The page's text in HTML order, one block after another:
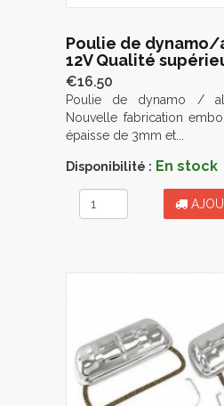
Poulie de
12V Qualité
€16.50
Poulie de dynamo /
Nouvelle fabrication
épaisse de 3mm et...
Disponibilité : En stock